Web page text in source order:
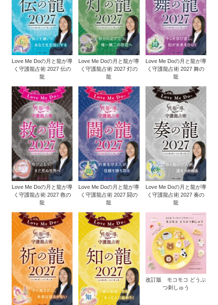
Love Me Doの月と龍が導
く守護龍占術 2027 伝の
龍
Love Me Doの月と龍が導
く守護龍占術 2027 灯の
龍
Love Me Doの月と龍が導
く守護龍占術 2027 舞の
龍
Love Me Doの月と龍が導
く守護龍占術 2027 救の
龍
Love Me Doの月と龍が導
く守護龍占術 2027 闘の
龍
Love Me Doの月と龍が導
く守護龍占術 2027 奏の
龍
改訂版 モコモコ どうぶ
つ刺しゅう